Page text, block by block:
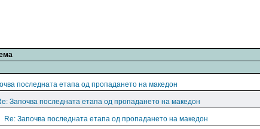
последната етапа од пропадането на македон
Започва последната етапа од пропадането на македон
Re: Започва последната етапа од пропадането на македон